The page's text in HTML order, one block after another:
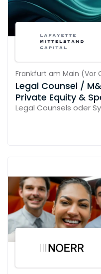
Frankfurt am Main (Vor
Legal Counsel /
Private Equity &
Legal Counsels oder